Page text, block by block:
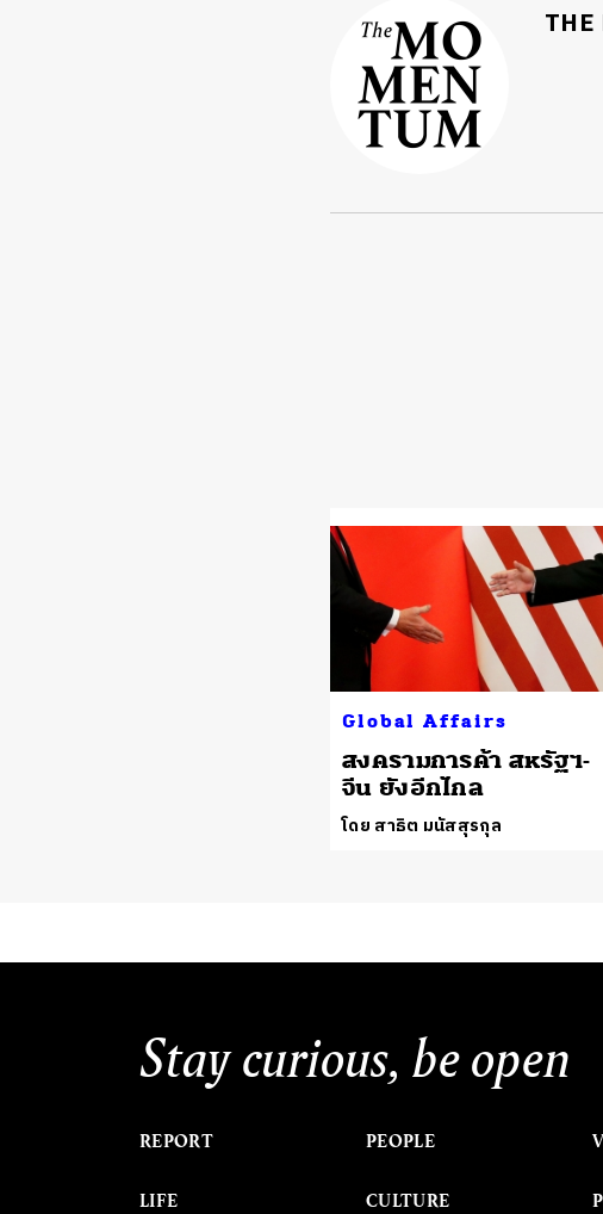
THE
Global Affairs
สงครามการค้า สหรัฐฯ-
จีน ยังอีกไกล
โดย สาธิต มนัสสุรกุล
Stay curious, be open
REPORT
LIFE
PEOPLE
CULTURE